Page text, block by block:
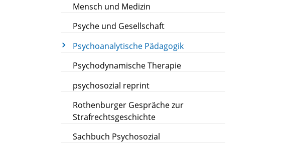
Mensch und Medizin
Psyche und Gesellschaft
Psychoanalytische Pädagogik
Psychodynamische Therapie
psychosozial reprint
Rothenburger Gespräche zur
Strafrechtsgeschichte
Sachbuch Psychosozial